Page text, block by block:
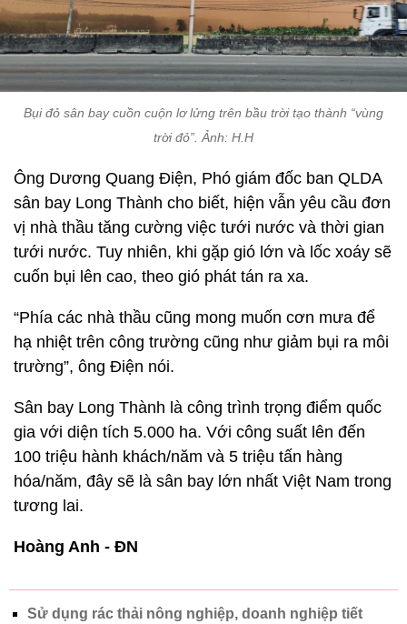
Bụi đỏ sân bay cuồn cuộn lơ lửng trên bầu trời tạo thành “vùng
trời đỏ”. Ảnh: H.H
Ông Dương Quang Điện, Phó giám đốc ban QLDA
sân bay Long Thành cho biết, hiện vẫn yêu cầu đơn
vị nhà thầu tăng cường việc tưới nước và thời gian
tưới nước. Tuy nhiên, khi gặp gió lớn và lốc xoáy sẽ
cuốn bụi lên cao, theo gió phát tán ra xa.
“Phía các nhà thầu cũng mong muốn cơn mưa để
hạ nhiệt trên công trường cũng như giảm bụi ra môi
trường”, ông Điện nói.
Sân bay Long Thành là công trình trọng điểm quốc
gia với diện tích 5.000 ha. Với công suất lên đến
100 triệu hành khách/năm và 5 triệu tấn hàng
hóa/năm, đây sẽ là sân bay lớn nhất Việt Nam trong
tương lai.
Hoàng Anh - ĐN
Sử dụng rác thải nông nghiệp, doanh nghiệp tiết